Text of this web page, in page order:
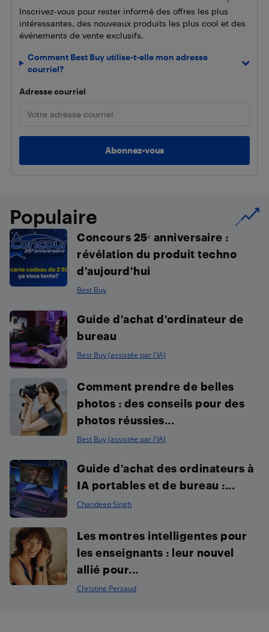
Inscrivez-vous pour rester informé des offres les plus
intéressantes, des nouveaux produits les plus cool et des
événements de vente exclusifs.
Comment Best Buy utilise-t-elle mon adresse
courriel?
Adresse courriel
Populaire
Concours 25ᵉ anniversaire :
révélation du produit techno
d’aujourd’hui
Best Buy
Guide d’achat d’ordinateur de
bureau
Best Buy (assistée par l'IA)
Comment prendre de belles
photos : des conseils pour des
photos réussies...
Best Buy (assistée par l'IA)
Guide d’achat des ordinateurs à
IA portables et de bureau :...
Chandeep Singh
Les montres intelligentes pour
les enseignants : leur nouvel
allié pour...
Christine Persaud